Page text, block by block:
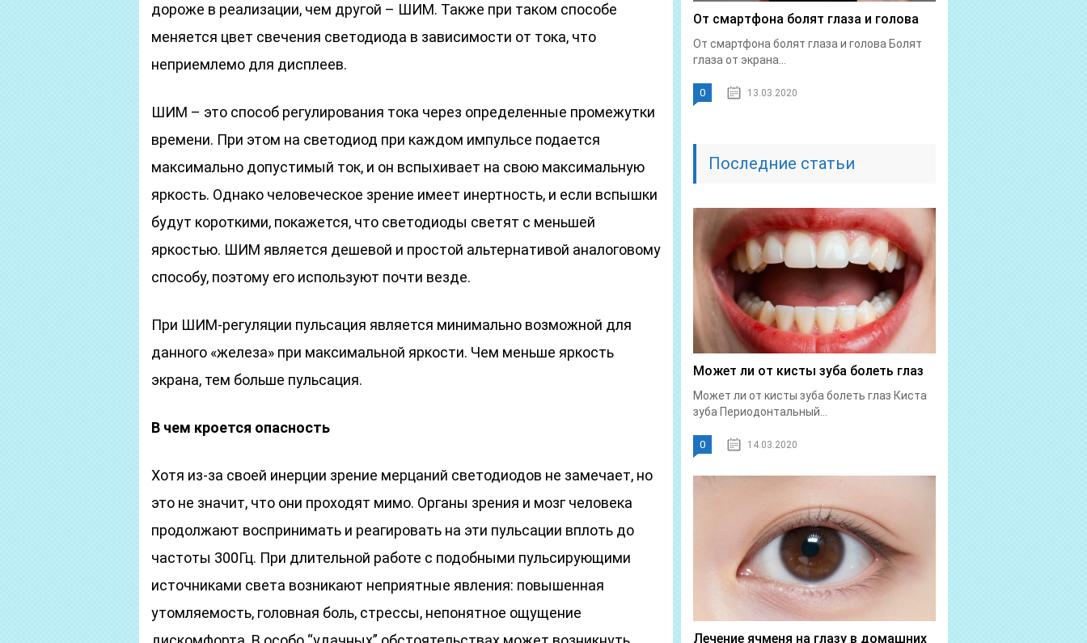
дороже в реализации, чем другой – ШИМ. Также при таком способе
меняется цвет свечения светодиода в зависимости от тока, что
неприемлемо для дисплеев.
ШИМ – это способ регулирования тока через определенные промежутки
времени. При этом на светодиод при каждом импульсе подается
максимально допустимый ток, и он вспыхивает на свою максимальную
яркость. Однако человеческое зрение имеет инертность, и если вспышки
будут короткими, покажется, что светодиоды светят с меньшей
яркостью. ШИМ является дешевой и простой альтернативой аналоговому
способу, поэтому его используют почти везде.
При ШИМ-регуляции пульсация является минимально возможной для
данного «железа» при максимальной яркости. Чем меньше яркость
экрана, тем больше пульсация.
В чем кроется опасность
Хотя из-за своей инерции зрение мерцаний светодиодов не замечает, но
это не значит, что они проходят мимо. Органы зрения и мозг человека
продолжают воспринимать и реагировать на эти пульсации вплоть до
частоты 300Гц. При длительной работе с подобными пульсирующими
источниками света возникают неприятные явления: повышенная
утомляемость, головная боль, стрессы, непонятное ощущение
От смартфона болят глаза и голова
От смартфона болят глаза и голова Болят
глаза от экрана...
0 13.03.2020
Последние статьи
Может ли от кисты зуба болеть глаз
Может ли от кисты зуба болеть глаз Киста
зуба Периодонтальный...
0 14.03.2020
Лечение ячменя на глазу в домашних